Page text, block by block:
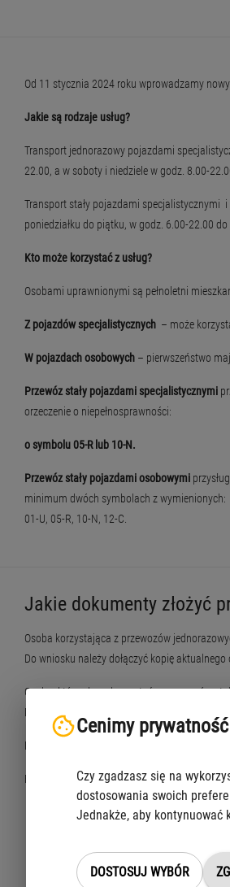
Od 11 stycznia 2024 roku wprowadzamy nowy
Jakie są rodzaje usług?
Transport jednorazowy pojazdami
22.00, a w soboty i niedziele w godz. 8.00-
Transport stały pojazdami specjalistycznymi
poniedziałku do piątku, w godz. 6.00-22.00
Kto może korzystać z usług?
Osobami uprawnionymi są pełnoletni
Z pojazdów specjalistycznych – może
W pojazdach osobowych – pierwszeństwo
Przewóz stały pojazdami specjalistycznymi
orzeczenie o niepełnosprawności:
o symbolu 05-R lub 10-N.
Przewóz stały pojazdami osobowymi
minimum dwóch symbolach z wymienionych:
01-U, 05-R, 10-N, 12-C.
Jakie dokumenty złożyć
Osoba korzystająca z przewozów
Do wniosku należy dołączyć kopię
Osoba, która chce skorzystać z przewozów
Do formularza należy dołączyć kopię
Kwalifikacja do przewozów stałych następuje
Formularze wraz z załącznikami można
osobiście
przez ePUAP na adres:/CUSWarszawa/
Cenimy
Czy zgadzasz się na
dostosowania swoich
Jednakże, aby kontynuować
DOSTOSUJ WYBÓR